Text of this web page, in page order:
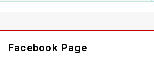
Facebook Page